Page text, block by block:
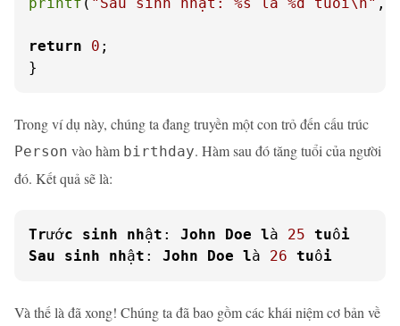
return 0 ;
}
Trong ví dụ này, chúng ta đang truyền một con trỏ đến cấu trúc
Person vào hàm birthday. Hàm sau đó tăng tuổi của người
đó. Kết quả sẽ là:
Trước sinh nhật : John Doe là 25 tuổi
Sau
sinh nhật : John Doe là 26 tuổi
Và thế là đã xong! Chúng ta đã bao gồm các khái niệm cơ bản về